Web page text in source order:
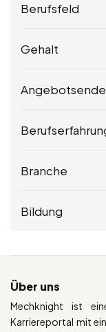
Berufsfeld
Gehalt
Angebotsende
Branche
Bildung
Über uns
Mechknight ist
Karriereportal mit